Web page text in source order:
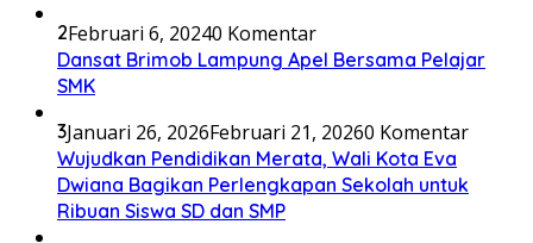
2Februari 6, 20240 Komentar
Dansat Brimob Lampung Apel Bersama Pelajar
SMK
3Januari 26, 2026Februari 21, 20260 Komentar
Wujudkan Pendidikan Merata, Wali Kota Eva
Dwiana Bagikan Perlengkapan Sekolah untuk
Ribuan Siswa SD dan SMP